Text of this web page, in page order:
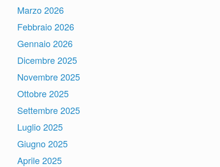
Marzo 2026
Febbraio 2026
Gennaio 2026
Dicembre 2025
Novembre 2025
Ottobre 2025
Settembre 2025
Luglio 2025
Giugno 2025
Aprile 2025